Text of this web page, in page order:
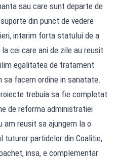
sau care sunt departe de
din punct de vedere
intarim forta statului de a
cei care ani de zile au reusit
egalitatea de tratament
facem ordine in sanatate.
trebuia sa fie completat
de reforma administratiei
am reusit sa ajungem la o
tuturor partidelor din Coalitie,
insa, e complementar